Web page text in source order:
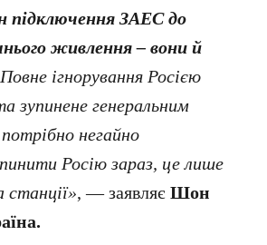
ЗАЕС до
живлення – вони й
Повне ігнорування Росією
зупинене генеральним
негайно
Росію зараз, це лише
станції», — заявляє Шон